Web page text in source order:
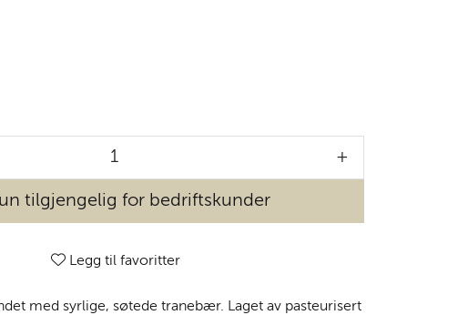
+
tilgjengelig for bedriftskunder
Legg til favoritter
med syrlige, søtede tranebær. Laget av pasteurisert